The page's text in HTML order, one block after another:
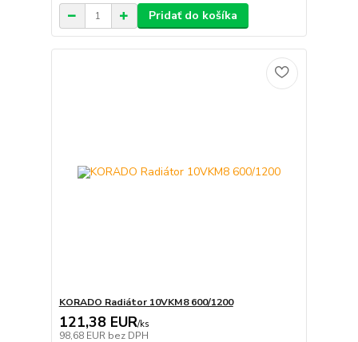
Pridať do košíka
KORADO Radiátor 10VKM8 600/1200
121,38 EUR/ks
98,68 EUR bez DPH